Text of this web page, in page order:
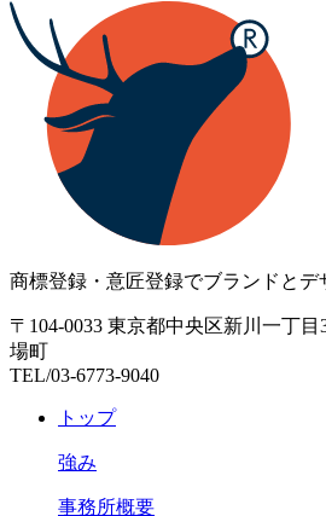
商標登録・意匠登録でブランドとデ
〒104-0033 東京都中央区新川一丁
場町
TEL/03-6773-9040
トップ
強み
事務所概要